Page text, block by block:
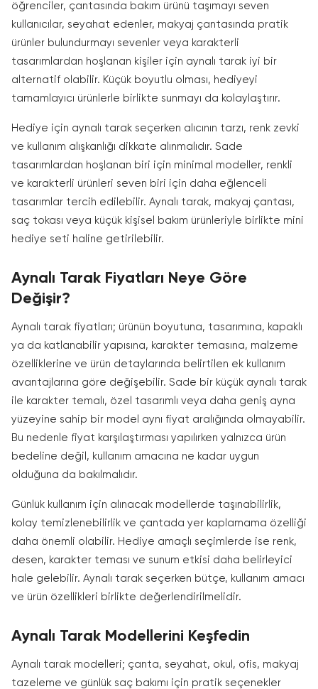
öğrenciler, çantasında bakım ürünü taşımayı seven
kullanıcılar, seyahat edenler, makyaj çantasında pratik
ürünler bulundurmayı sevenler veya karakterli
tasarımlardan hoşlanan kişiler için aynalı tarak iyi bir
alternatif olabilir. Küçük boyutlu olması, hediyeyi
tamamlayıcı ürünlerle birlikte sunmayı da kolaylaştırır.
Hediye için aynalı tarak seçerken alıcının tarzı, renk zevki
ve kullanım alışkanlığı dikkate alınmalıdır. Sade
tasarımlardan hoşlanan biri için minimal modeller, renkli
ve karakterli ürünleri seven biri için daha eğlenceli
tasarımlar tercih edilebilir. Aynalı tarak, makyaj çantası,
saç tokası veya küçük kişisel bakım ürünleriyle birlikte mini
hediye seti haline getirilebilir.
Aynalı Tarak Fiyatları Neye Göre
Değişir?
Aynalı tarak fiyatları; ürünün boyutuna, tasarımına, kapaklı
ya da katlanabilir yapısına, karakter temasına, malzeme
özelliklerine ve ürün detaylarında belirtilen ek kullanım
avantajlarına göre değişebilir. Sade bir küçük aynalı tarak
ile karakter temalı, özel tasarımlı veya daha geniş ayna
yüzeyine sahip bir model aynı fiyat aralığında olmayabilir.
Bu nedenle fiyat karşılaştırması yapılırken yalnızca ürün
bedeline değil, kullanım amacına ne kadar uygun
olduğuna da bakılmalıdır.
Günlük kullanım için alınacak modellerde taşınabilirlik,
kolay temizlenebilirlik ve çantada yer kaplamama özelliği
daha önemli olabilir. Hediye amaçlı seçimlerde ise renk,
desen, karakter teması ve sunum etkisi daha belirleyici
hale gelebilir. Aynalı tarak seçerken bütçe, kullanım amacı
ve ürün özellikleri birlikte değerlendirilmelidir.
Aynalı Tarak Modellerini Keşfedin
Aynalı tarak modelleri; çanta, seyahat, okul, ofis, makyaj
tazeleme ve günlük saç bakımı için pratik seçenekler